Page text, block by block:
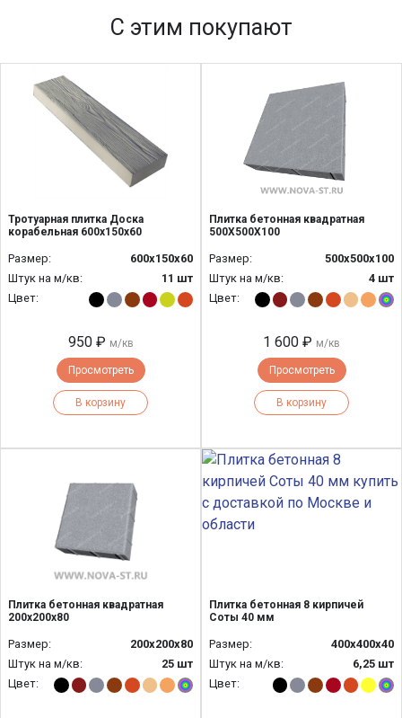
С этим покупают
Тротуарная плитка Доска
корабельная 600х150х60
Размер:
600х150х60
Штук на м/кв:
11 шт
Цвет:
950 ₽ м/кв
Просмотреть
В корзину
Плитка бетонная квадратная
500Х500Х100
Размер:
500х500х100
Штук на м/кв:
4 шт
Цвет:
1 600 ₽ м/кв
Просмотреть
В корзину
Плитка бетонная квадратная
200х200х80
Размер:
200х200х80
Штук на м/кв:
25 шт
Цвет:
Плитка бетонная 8 кирпичей
Соты 40 мм
Размер:
400х400х40
Штук на м/кв:
6,25 шт
Цвет: